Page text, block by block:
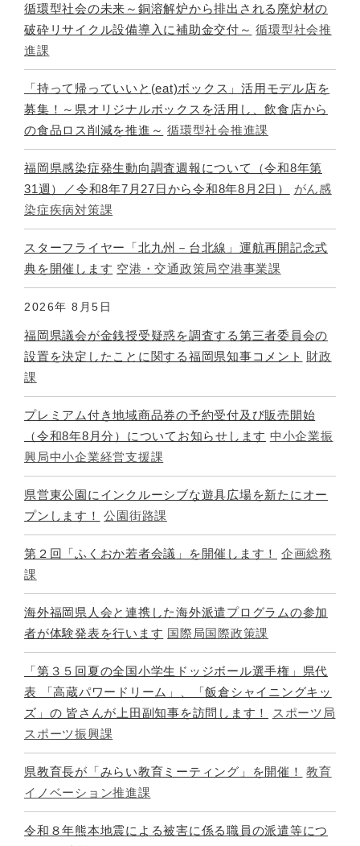
循環型社会の未来～銅溶解炉から排出される廃炉材の
破砕リサイクル設備導入に補助金交付～ 循環型社会推
進課
「持って帰っていいと(eat)ボックス」活用モデル店を
募集！～県オリジナルボックスを活用し、飲食店から
の食品ロス削減を推進～ 循環型社会推進課
福岡県感染症発生動向調査週報について（令和8年第
31週）／令和8年7月27日から令和8年8月2日）
がん感
染症疾病対策課
スターフライヤー「北九州－台北線」運航再開記念式
典を開催します 空港・交通政策局空港事業課
2026年 8月5日
福岡県議会が金銭授受疑惑を調査する第三者委員会の
設置を決定したことに関する福岡県知事コメント 財政
課
プレミアム付き地域商品券の予約受付及び販売開始
（令和8年8月分）についてお知らせします 中小企業振
興局中小企業経営支援課
県営東公園にインクルーシブな遊具広場を新たにオー
プンします！
公園街路課
第２回「ふくおか若者会議」を開催します！
企画総務
課
海外福岡県人会と連携した海外派遣プログラムの参加
者が体験発表を行います 国際局国際政策課
「第３５回夏の全国小学生ドッジボール選手権」県代
表 「高蔵パワードリーム」、「飯倉シャイニングキッ
ズ」の 皆さんが上田副知事を訪問します！
スポーツ局
スポーツ振興課
県教育長が「みらい教育ミーティング」を開催！
教育
イノベーション推進課
令和８年熊本地震による被害に係る職員の派遣等につ